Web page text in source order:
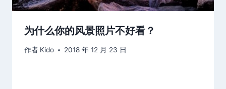
为什么你的风景照片不好看？
作者 Kido 2018 年 12 月 23 日